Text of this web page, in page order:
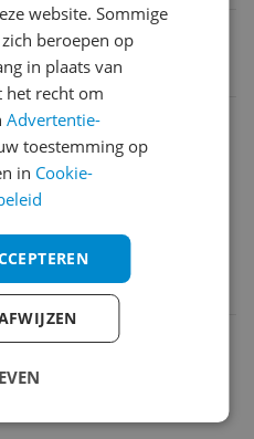
instellen en gebruik
website. Sommige
beroepen op
in plaats van
het recht om
Advertentie-
toestemming op
in Cookie-